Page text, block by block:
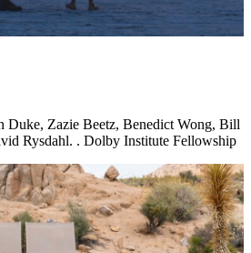
Duke, Zazie Beetz, Benedict Wong, Bill
Rysdahl. . Dolby Institute Fellowship